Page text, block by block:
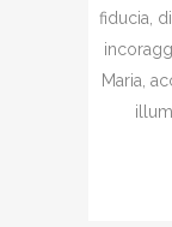
fiducia,
Maria,